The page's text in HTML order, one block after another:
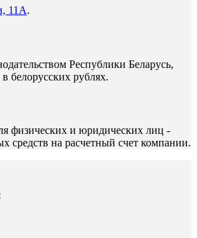
11А.
Республики Беларусь,
в белорусских рублях.
физических и юридических лиц -
средств на расчетный счет компании.